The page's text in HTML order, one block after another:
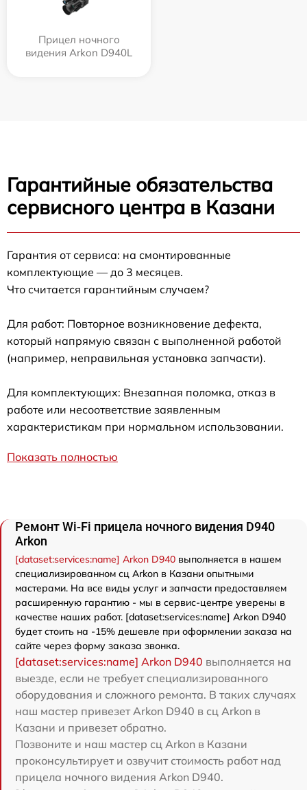
Прицел ночного
видения Arkon D940L
Гарантийные обязательства
сервисного центра в Казани
Гарантия от сервиса: на смонтированные
комплектующие — до 3 месяцев.
Что считается гарантийным случаем?
Для работ: Повторное возникновение дефекта,
который напрямую связан с выполненной работой
(например, неправильная установка запчасти).
Для комплектующих: Внезапная поломка, отказ в
работе или несоответствие заявленным
характеристикам при нормальном использовании.
Показать полностью
Ремонт Wi-Fi прицела ночного видения D940
Arkon
[dataset:services:name] Arkon D940 выполняется в нашем
специализированном сц Arkon в Казани опытными
мастерами. На все виды услуг и запчасти предоставляем
расширенную гарантию - мы в сервис-центре уверены в
качестве наших работ. [dataset:services:name] Arkon D940
будет стоить на -15% дешевле при оформлении заказа на
сайте через форму заказа звонка.
[dataset:services:name] Arkon D940 выполняется на
выезде, если не требует специализированного
оборудования и сложного ремонта. В таких случаях
наш мастер привезет Arkon D940 в сц Arkon в
Казани и привезет обратно.
Позвоните и наш мастер сц Arkon в Казани
проконсультирует и озвучит стоимость работ над
прицела ночного видения Arkon D940.